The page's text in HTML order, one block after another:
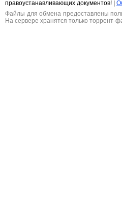
правоустанавливающих документов! |
Файлы для обмена предоставлены
На сервере хранятся только торрент-